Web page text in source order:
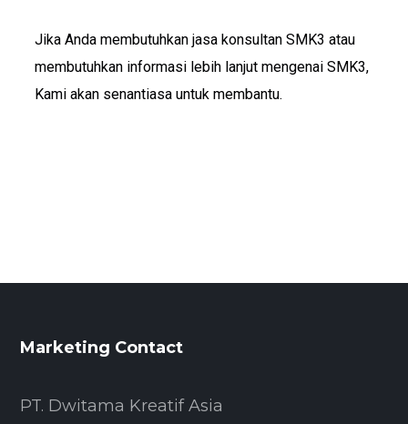
Jika Anda membutuhkan jasa konsultan SMK3 atau
membutuhkan informasi lebih lanjut mengenai SMK3,
Kami akan senantiasa untuk membantu.
Marketing Contact
PT. Dwitama Kreatif Asia